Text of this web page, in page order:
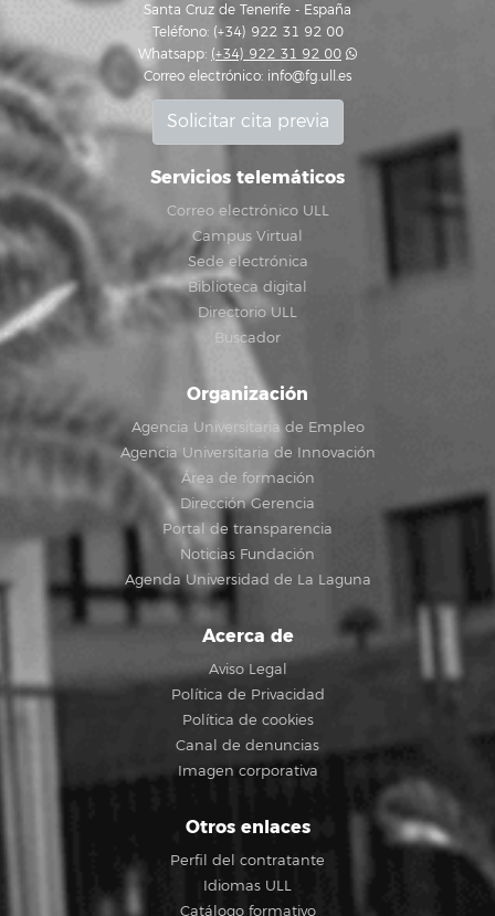
Santa Cruz de Tenerife - España
Teléfono: (+34) 922 31 92 00
Whatsapp: (+34) 922 31 92 00
Correo electrónico: info@fg.ull.es
Solicitar cita previa
Servicios telemáticos
Correo electrónico ULL
Campus Virtual
Sede electrónica
Biblioteca digital
Directorio ULL
Buscador
Organización
Agencia Universitaria de Empleo
Agencia Universitaria de Innovación
Área de formación
Dirección Gerencia
Portal de transparencia
Noticias Fundación
Agenda Universidad de La Laguna
Acerca de
Aviso Legal
Política de Privacidad
Política de cookies
Canal de denuncias
Imagen corporativa
Otros enlaces
Perfil del contratante
Idiomas ULL
Catálogo formativo